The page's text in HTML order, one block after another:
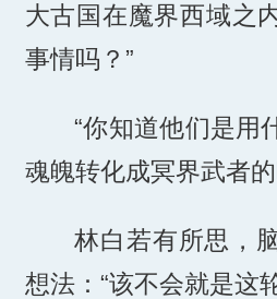
大古国在魔界西域之
事情吗？”
“你知道他们是用
魂魄转化成冥界武者
林白若有所思，
想法：“该不会就是这